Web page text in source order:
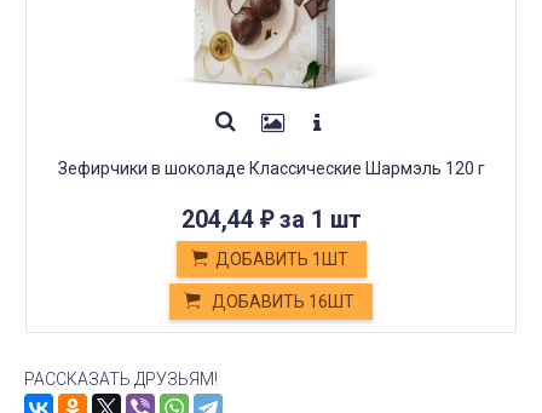
Зефирчики в шоколаде Классические Шармэль 120 г
204,44 ₽за 1 шт
ДОБАВИТЬ 1ШТ
ДОБАВИТЬ 16ШТ
РАССКАЗАТЬ ДРУЗЬЯМ!